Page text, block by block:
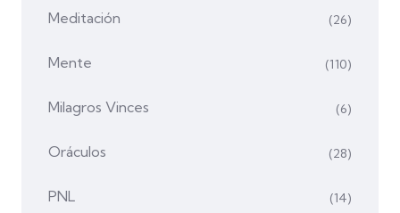
Meditación (26)
Mente (110)
Milagros Vinces (6)
Oráculos (28)
PNL (14)